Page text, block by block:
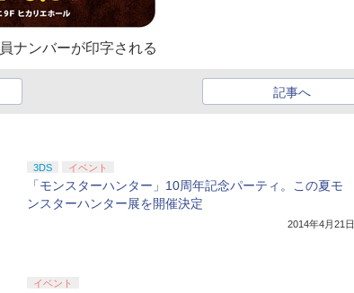
ナンバーが印字される
記事へ
3DS イベント
「モンスターハンター」10周年記念パーティ。この夏モ
ンスターハンター展を開催決定
2014年4月21日
イベント